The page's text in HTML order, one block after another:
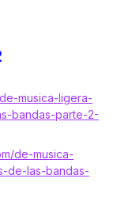
musica-ligera-
bandas-parte-2-
de-musica-
de-las-bandas-